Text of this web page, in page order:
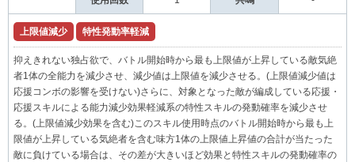
上限値減少 特性発動率軽減
抑えきれない独占欲で、バトル開始時から最も上限値が上昇している敵気絶
者1体の全能力を減少させ、減少値は上限値を減少させる。(上限値減少値は
応援コンボの影響を受けない)さらに、対象となった敵が編成している応援・
応援スキルによる能力減少効果軽減系の特性スキルの発動確率を減少させ
る。(上限値減少効果を含む)このスキル使用時点のバトル開始時から最も上
限値が上昇している気絶者を含む味方1体の上限値上昇値の合計が当たった
敵に負けている場合は、その差が大きいほど効果と特性スキルの発動確率の